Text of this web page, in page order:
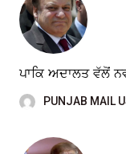
ਪਾਕਿ ਅਦਾਲਤ ਵੱਲੋਂ
PUNJAB MAIL